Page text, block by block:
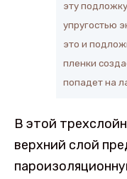
эту
упругостью
это и
пленки
попадет на
В этой
верхний слой